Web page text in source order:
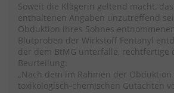
Soweit die Klägerin geltend macht,
enthaltenen Angaben unzutreffend
Obduktion ihres Sohnes
Blutproben der Wirkstoff Fentanyl
der dem BtMG unterfalle, rechtfertige
Beurteilung:
„Nach dem im Rahmen der
toxikologisch-chemischen Gutachten